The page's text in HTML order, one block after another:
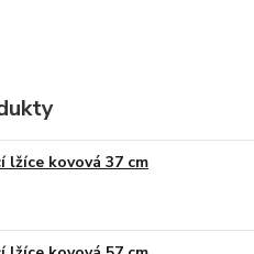
lžíce kovová 37 cm